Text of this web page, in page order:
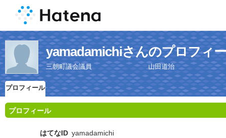
yamadamichiさんのプロフィ
三朝町議会議員 山田道治 平
プロフィール
プロフィール
はてなID yamadamichi